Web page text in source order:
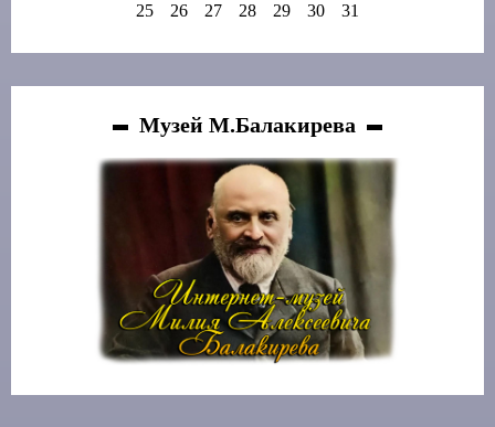
25 26 27 28 29 30 31
Музей М.Балакирева